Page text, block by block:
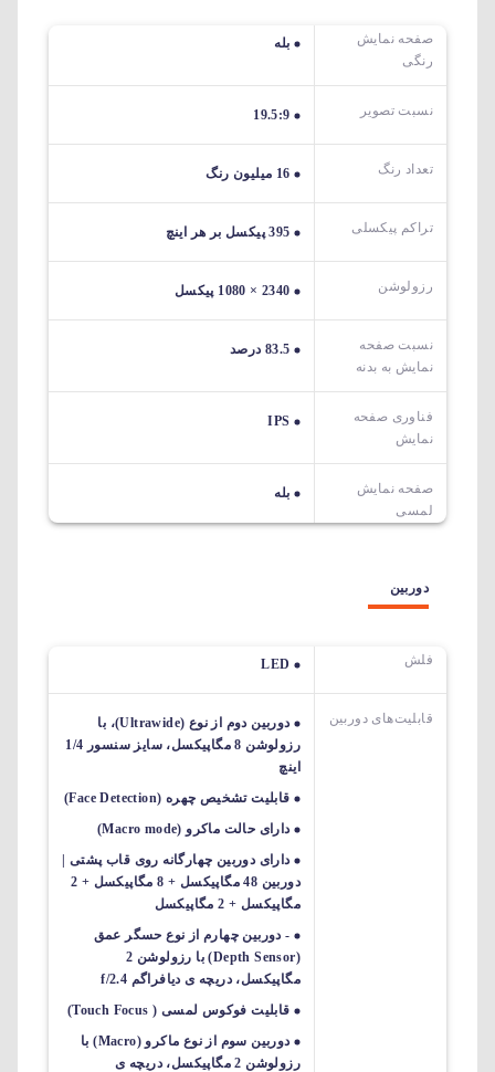
صفحه نمایش
رنگی
بله
نسبت تصویر 19.5:9
تعداد رنگ 16 میلیون رنگ
تراکم پیکسلی 395 پیکسل بر هر اینچ
رزولوشن 2340 × 1080 پیکسل
نسبت صفحه
نمایش به بدنه
83.5 درصد
فناوری صفحه
نمایش
IPS
صفحه نمایش
لمسی
بله
دوربین
فلش LED
قابلیت‌های دوربین‌
دوربین دوم از نوع (Ultrawide)، با
رزولوشن 8 مگاپیکسل، سایز سنسور 1/4
اینچ
قابلیت تشخیص چهره (Face Detection)
دارای حالت ماکرو (Macro mode)
دارای دوربین چهارگانه روی قاب پشتی |
دوربین 48 مگاپیکسل + 8 مگاپیکسل + 2
مگاپیکسل + 2 مگاپیکسل
- دوربین چهارم از نوع حسگر عمق
(Depth Sensor) با رزولوشن 2
مگاپیکسل، دریچه ی دیافراگم f/2.4
قابلیت فوکوس لمسی ( Touch Focus)
دوربین سوم از نوع ماکرو (Macro) با
رزولوشن 2 مگاپیکسل، دریچه ی